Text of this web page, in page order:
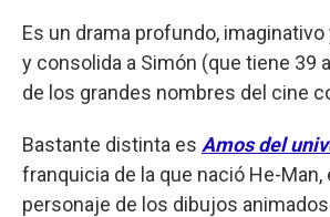
Es un drama profundo,
y consolida a Simón (que tiene 39
de los grandes nombres del cine
Bastante distinta es Amos del
franquicia de la que nació He-Man,
personaje de los dibujos